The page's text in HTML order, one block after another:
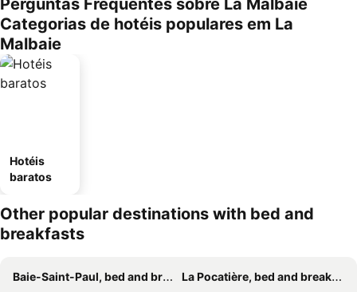
Perguntas Frequentes sobre La Malbaie
Categorias de hotéis populares em La
Malbaie
Hotéis
baratos
Other popular destinations with bed and
breakfasts
Baie-Saint-Paul, bed and breakfasts
La Pocatière, bed and breakfasts